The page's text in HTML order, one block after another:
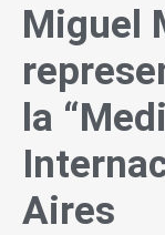
Miguel
la
Aires